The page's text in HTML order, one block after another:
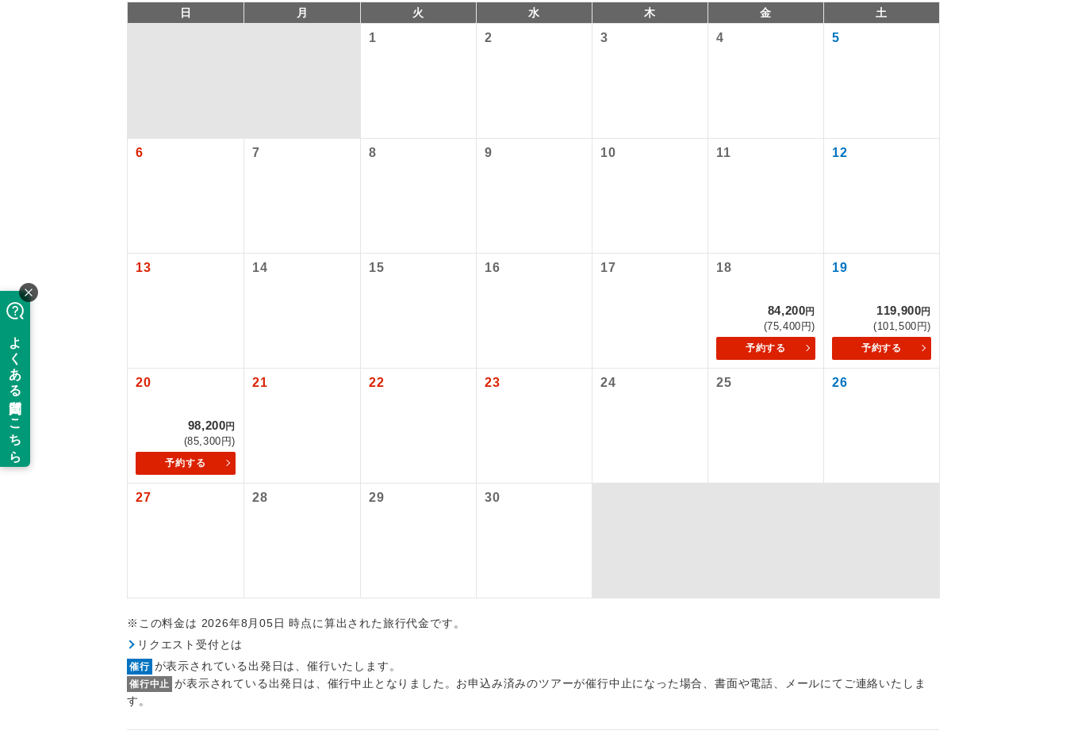
日 月 火 水 木 金 土
1 2 3 4 5
6 7 8 9 10 11 12
13 14 15 16 17 18
84,200円
(75,400円)
予約する
19
119,900円
(101,500円)
予約する
20
98,200円
(85,300円)
予約する
21 22 23 24 25 26
27 28 29 30
※この料金は 2026年8月05日 時点に算出された旅行代金です。
リクエスト受付とは
催行 が表示されている出発日は、催行いたします。
催行中止 が表示されている出発日は、催行中止となりました。お申込み済みのツアーが催行中止になった場合、書面や電話、メールにてご連絡いたしま
す。
以下の注意事項をあらかじめご了承いただきますようお願いいたします。
ご旅行の契約が成立となります。
添乗員同行
往路出発空港（駅）から復路到着空港（駅）まで同行しま
現地到着空港（駅）から最終日出発空港（駅）まで添乗員が
バスガイド乗務 バスガイドが乗務し、車内での観光案内があります。
絶景スポットに立ち寄るコースです。